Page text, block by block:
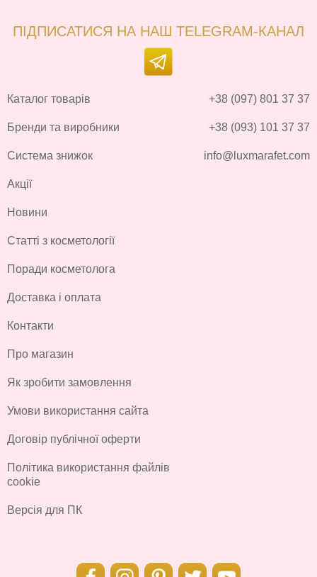
ПІДПИСАТИСЯ НА НАШ TELEGRAM-КАНАЛ
Каталог товарів
Бренди та виробники
Система знижок
Акції
Новини
Статті з косметології
Поради косметолога
Доставка і оплата
Контакти
Про магазин
Як зробити замовлення
Умови використання сайта
Договір публічної оферти
Політика використання файлів
cookie
Версія для ПК
+38 (097) 801 37 37
+38 (093) 101 37 37
info@luxmarafet.com